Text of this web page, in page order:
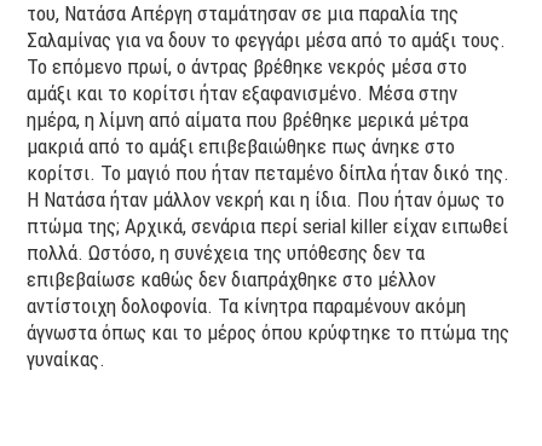
του, Νατάσα Απέργη σταμάτησαν σε μια παραλία της
Σαλαμίνας για να δουν το φεγγάρι μέσα από το αμάξι τους.
Το επόμενο πρωί, ο άντρας βρέθηκε νεκρός μέσα στο
αμάξι και το κορίτσι ήταν εξαφανισμένο. Μέσα στην
ημέρα, η λίμνη από αίματα που βρέθηκε μερικά μέτρα
μακριά από το αμάξι επιβεβαιώθηκε πως άνηκε στο
κορίτσι. Το μαγιό που ήταν πεταμένο δίπλα ήταν δικό της.
Η Νατάσα ήταν μάλλον νεκρή και η ίδια. Που ήταν όμως το
πτώμα της; Αρχικά, σενάρια περί serial killer είχαν ειπωθεί
πολλά. Ωστόσο, η συνέχεια της υπόθεσης δεν τα
επιβεβαίωσε καθώς δεν διαπράχθηκε στο μέλλον
αντίστοιχη δολοφονία. Τα κίνητρα παραμένουν ακόμη
άγνωστα όπως και το μέρος όπου κρύφτηκε το πτώμα της
γυναίκας.